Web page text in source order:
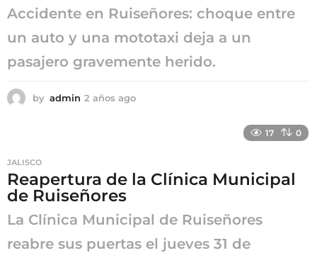
Accidente en Ruiseñores: choque entre
un auto y una mototaxi deja a un
pasajero gravemente herido.
by admin 2 años ago
g
17 0
JALISCO
Reapertura de la Clínica Municipal
de Ruiseñores
La Clínica Municipal de Ruiseñores
reabre sus puertas el jueves 31 de